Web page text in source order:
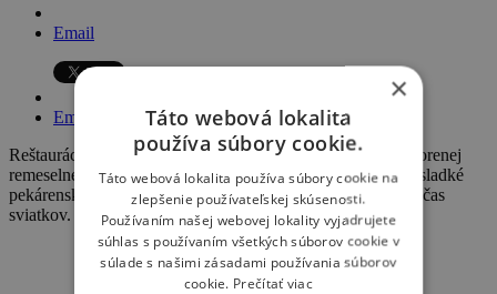
Email
Email
Reštaurácia Dvor Lehôtka vás srdečne pozýva do novootvorenej
remeselnej pekárne, kde si zakúpite chlieb a poctivé slané, sladké
pekárenské výrobky. Otváracie hodiny denne od 7:00 aj počas
sviatkov.
×
Táto webová lokalita
používa súbory cookie.
Táto webová lokalita používa súbory cookie na
zlepšenie používateľskej skúsenosti.
Používaním našej webovej lokality vyjadrujete
súhlas s používaním všetkých súborov cookie v
súlade s našimi zásadami používania súborov
cookie. Prečítať viac